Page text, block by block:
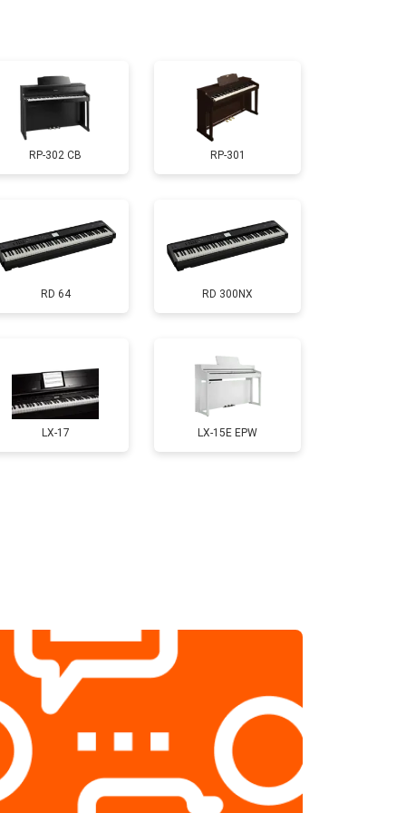
1200 ₽ Заказать
1500 ₽ Заказать
2000 ₽ Заказать
Заказать
1200 ₽
RP-302 CB RP-301
RD 64 RD 300NX
LX-17 LX-15E EPW